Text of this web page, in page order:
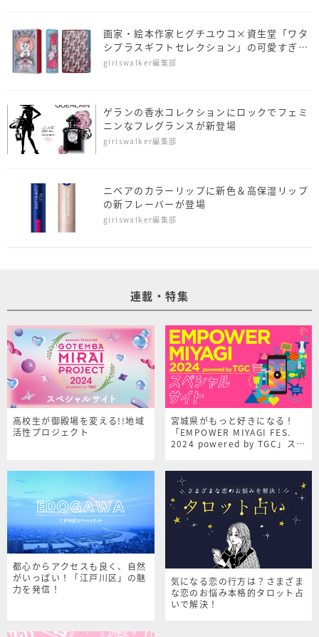
画家・絵本作家ヒグチユウコ×資生堂「ワタ
シプラスギフトセレクション」の可愛すぎる
クリスマスBOX♡
girlswalker編集部
ゲランの香水コレクションにロックでフェミ
ニンなフレグランスが新登場
girlswalker編集部
ニベアのカラーリップに新色＆高保湿リップ
の新フレーバーが登場
girlswalker編集部
連載・特集
高校生が御殿場を変える!!地域
活性プロジェクト
宮城県がもっと好きになる！
「EMPOWER MIYAGI FES.
2024 powered by TGC」スペ
都心からアクセスも良く、自然
がいっぱい！「江戸川区」の魅
力を発信！
気になる恋の行方は？さまざま
な恋のお悩み本格的タロット占
いで解決！